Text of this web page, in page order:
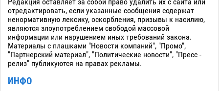
Редакция оставляет за собой право удалить их с сайта или
отредактировать, если указанные сообщения содержат
ненормативную лексику, оскорбления, призывы к насилию,
являются злоупотреблением свободой массовой
информации или нарушением иных требований закона.
Материалы с плашками "Новости компаний", "Промо",
"Партнерский материал", "Политические новости", "Пресс -
релиз" публикуются на правах рекламы.
ИНФО